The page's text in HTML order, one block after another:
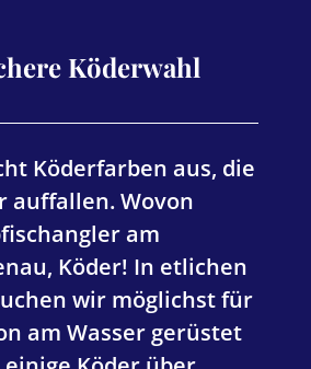
Köderwahl
Köderfarben aus, die
auffallen. Wovon
am
Köder! In etlichen
wir möglichst für
am Wasser gerüstet